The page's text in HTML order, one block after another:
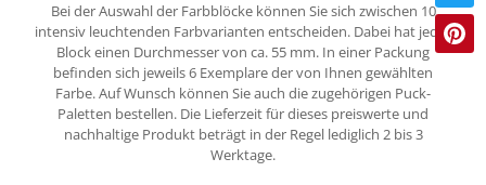
Bei der Auswahl der Farbblöcke können Sie sich zwischen 10
intensiv leuchtenden Farbvarianten entscheiden. Dabei hat jeder
Block einen Durchmesser von ca. 55 mm. In einer Packung
befinden sich jeweils 6 Exemplare der von Ihnen gewählten
Farbe. Auf Wunsch können Sie auch die zugehörigen Puck-
Paletten bestellen. Die Lieferzeit für dieses preiswerte und
nachhaltige Produkt beträgt in der Regel lediglich 2 bis 3
Werktage.